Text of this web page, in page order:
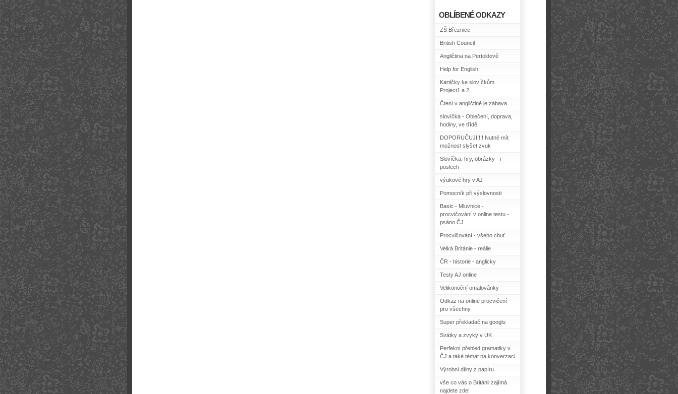
OBLÍBENÉ ODKAZY
ZŠ Březnice
British Council
Angličtina na Pertoldově
Help for English
Kartičky ke slovíčkům
Project1 a 2
Čtení v angličtině je zábava
slovíčka - Oblečení, doprava,
hodiny, ve třídě
DOPORUČUJI!!!! Nutné mít
možnost slyšet zvuk
Slovíčka, hry, obrázky - i
poslech
výukové hry v AJ
Pomocník při výslovnosti
Basic - Mluvnice -
procvičování v online testu -
psáno ČJ
Procvičování - všeho chuť
Velká Británie - reálie
ČR - historie - anglicky
Testy AJ online
Velikonoční omalovánky
Odkaz na online procvičení
pro všechny
Super překladač na googlu
Svátky a zvyky v UK
Perfekní přehled gramatiky v
ČJ a také témat na konverzaci
Výrobní dílny z papíru
vše co vás o Británii zajímá
najdete zde!